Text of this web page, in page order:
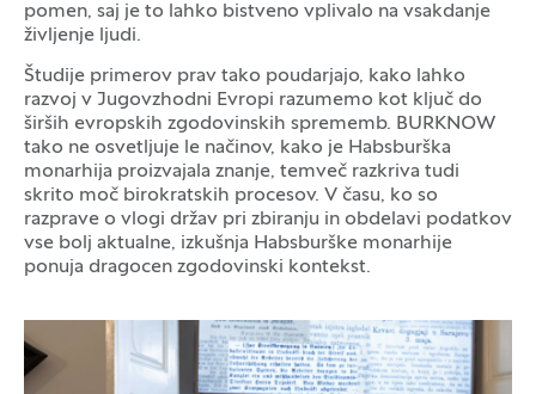
pomen, saj je to lahko bistveno vplivalo na vsakdanje
življenje ljudi.
Študije primerov prav tako poudarjajo, kako lahko
razvoj v Jugovzhodni Evropi razumemo kot ključ do
širših evropskih zgodovinskih sprememb. BURKNOW
tako ne osvetljuje le načinov, kako je Habsburška
monarhija proizvajala znanje, temveč razkriva tudi
skrito moč birokratskih procesov. V času, ko so
razprave o vlogi držav pri zbiranju in obdelavi podatkov
vse bolj aktualne, izkušnja Habsburške monarhije
ponuja dragocen zgodovinski kontekst.
Galerija fotografij